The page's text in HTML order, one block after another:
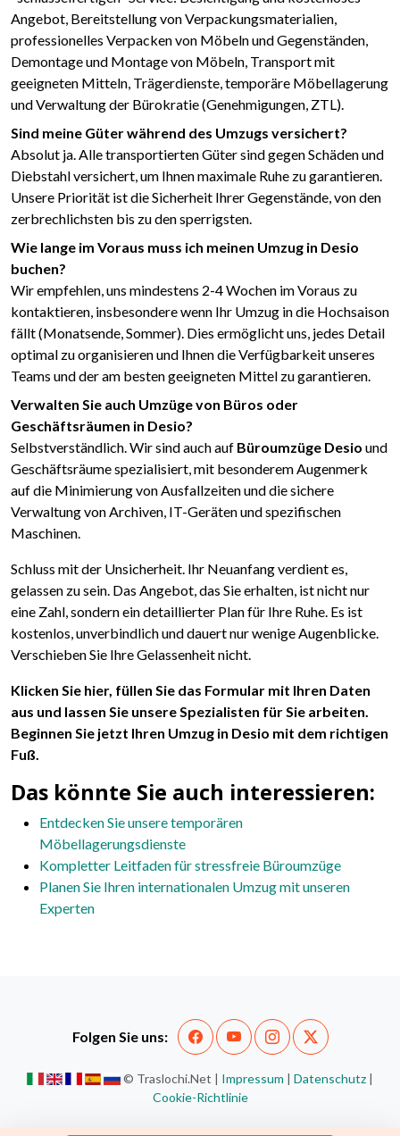
Angebot, Bereitstellung von Verpackungsmaterialien,
professionelles Verpacken von Möbeln und Gegenständen,
Demontage und Montage von Möbeln, Transport mit
geeigneten Mitteln, Trägerdienste, temporäre Möbellagerung
und Verwaltung der Bürokratie (Genehmigungen, ZTL).
Sind meine Güter während des Umzugs versichert?
Absolut ja. Alle transportierten Güter sind gegen Schäden und
Diebstahl versichert, um Ihnen maximale Ruhe zu garantieren.
Unsere Priorität ist die Sicherheit Ihrer Gegenstände, von den
zerbrechlichsten bis zu den sperrigsten.
Wie lange im Voraus muss ich meinen Umzug in Desio
buchen?
Wir empfehlen, uns mindestens 2-4 Wochen im Voraus zu
kontaktieren, insbesondere wenn Ihr Umzug in die Hochsaison
fällt (Monatsende, Sommer). Dies ermöglicht uns, jedes Detail
optimal zu organisieren und Ihnen die Verfügbarkeit unseres
Teams und der am besten geeigneten Mittel zu garantieren.
Verwalten Sie auch Umzüge von Büros oder
Geschäftsräumen in Desio?
Selbstverständlich. Wir sind auch auf Büroumzüge Desio und
Geschäftsräume spezialisiert, mit besonderem Augenmerk
auf die Minimierung von Ausfallzeiten und die sichere
Verwaltung von Archiven, IT-Geräten und spezifischen
Maschinen.
Schluss mit der Unsicherheit. Ihr Neuanfang verdient es,
gelassen zu sein. Das Angebot, das Sie erhalten, ist nicht nur
eine Zahl, sondern ein detaillierter Plan für Ihre Ruhe. Es ist
kostenlos, unverbindlich und dauert nur wenige Augenblicke.
Verschieben Sie Ihre Gelassenheit nicht.
Klicken Sie hier, füllen Sie das Formular mit Ihren Daten
aus und lassen Sie unsere Spezialisten für Sie arbeiten.
Beginnen Sie jetzt Ihren Umzug in Desio mit dem richtigen
Fuß.
Das könnte Sie auch interessieren:
Entdecken Sie unsere temporären
Möbellagerungsdienste
Kompletter Leitfaden für stressfreie Büroumzüge
Planen Sie Ihren internationalen Umzug mit unseren
Experten
Folgen Sie uns:
© Traslochi.Net | Impressum |Datenschutz |
Cookie-Richtlinie